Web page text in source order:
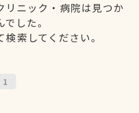
リニック・病院は見つか
でした。
索してください。
1